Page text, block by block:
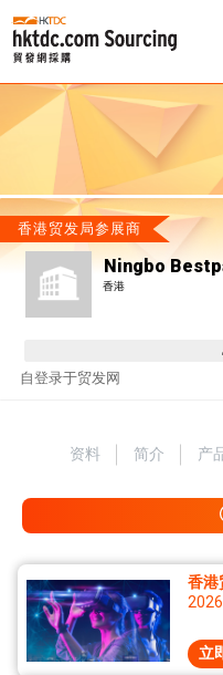
香港贸发局参展商
Ningbo
香港
自登录于贸发网
资料 简介 产
香港
立